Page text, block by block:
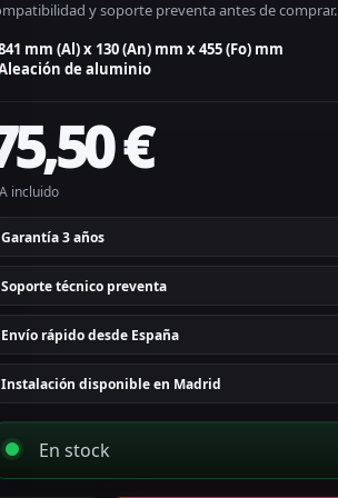
y soporte preventa antes de comprar.
mm (Al) x 130 (An) mm x 455 (Fo) mm
de aluminio
€
incluido
Garantía 3 años
Soporte técnico preventa
Envío rápido desde España
Instalación disponible en Madrid
En stock